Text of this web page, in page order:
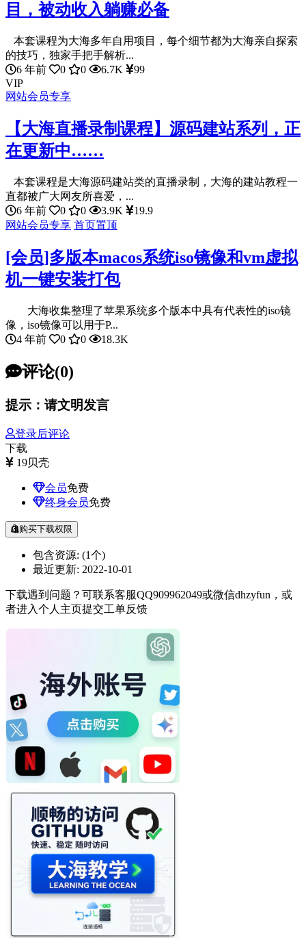
目，被动收入躺赚必备
本套课程为大海多年自用项目，每个细节都为大海亲自探索
的技巧，独家手把手解析...
6 年前
0 0 6.7K
99
VIP
网站会员专享
【大海直播录制课程】源码建站系列，正
在更新中……
本套课程是大海源码建站类的直播录制，大海的建站教程一
直都被广大网友所喜爱，...
6 年前
0 0 3.9K
19.9
网站会员专享 首页置顶
[会员]多版本macos系统iso镜像和vm虚拟
机一键安装打包
大海收集整理了苹果系统多个版本中具有代表性的iso镜
像，iso镜像可以用于P...
4 年前
0 0 18.3K
评论(0)
提示：请文明发言
登录后评论
下载
19贝壳
会员免费
终身会员免费
购买下载权限
包含资源: (1个)
最近更新: 2022-10-01
下载遇到问题？可联系客服QQ909962049或微信dhzyfun，或
者进入个人主页提交工单反馈